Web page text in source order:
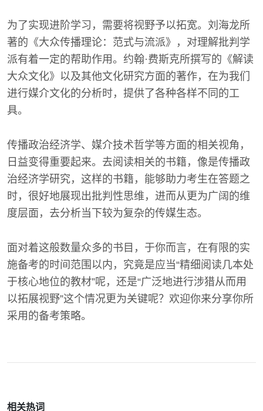
为了实现进阶学习，需要将视野予以拓宽。刘海龙所
著的《大众传播理论：范式与流派》，对理解批判学
派有着一定的帮助作用。约翰·费斯克所撰写的《解读
大众文化》以及其他文化研究方面的著作，在为我们
进行媒介文化的分析时，提供了各种各样不同的工
具。
传播政治经济学、媒介技术哲学等方面的相关视角，
日益变得重要起来。去阅读相关的书籍，像是传播政
治经济学研究，这样的书籍，能够助力考生在答题之
时，很好地展现出批判性思维，进而从更为广阔的维
度层面，去分析当下较为复杂的传媒生态。
面对着这般数量众多的书目，于你而言，在有限的实
施备考的时间范围以内，究竟是应当“精细阅读几本处
于核心地位的教材”呢，还是“广泛地进行涉猎从而用
以拓展视野”这个情况更为关键呢？欢迎你来分享你所
采用的备考策略。
相关热词